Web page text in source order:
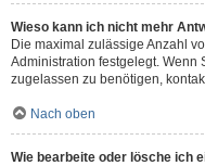
Wieso kann ich nicht mehr
Die maximal zulässige Anzahl
Administration festgelegt. Wenn
zugelassen zu benötigen,
Nach oben
Wie bearbeite oder lösche ich